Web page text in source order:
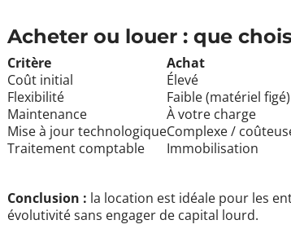
Acheter ou louer : que
Critère Achat
Coût initial
Élevé
Flexibilité
Faible (matériel figé)
Maintenance
À votre charge
Mise à jour technologiqueComplexe /
Traitement comptable
Immobilisation
Conclusion : la location est idéale pour les
évolutivité sans engager de capital lourd.